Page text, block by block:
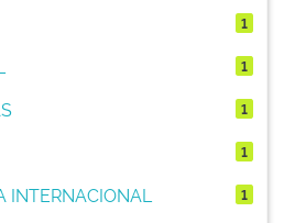
1
1
1
1
INTERNACIONAL 1